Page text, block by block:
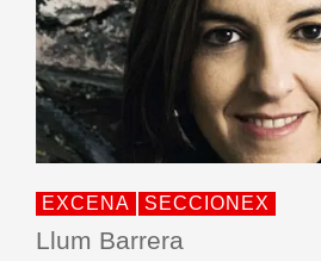
EXCENA SECCIONEX
Llum Barrera